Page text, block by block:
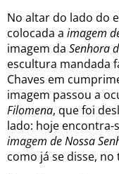
No altar do lado do
colocada a imagem
imagem da Senhora
escultura mandada
Chaves em
imagem passou a
Filomena, que foi
lado: hoje encontra-
imagem de Nossa
como já se disse,